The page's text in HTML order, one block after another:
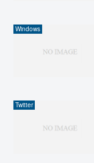
Windows
Twitter